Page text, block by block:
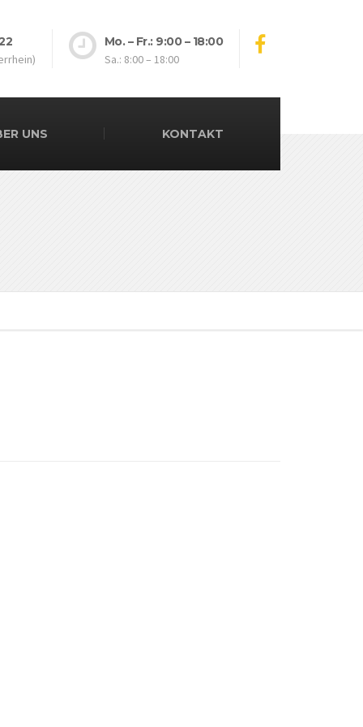
Mo. – Fr.: 9:00 – 18:00
Sa.: 8:00 – 18:00
UNS KONTAKT